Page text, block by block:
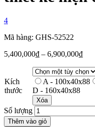
4
Mã hàng: GHS-52522
5,400,000₫ – 6,900,000₫
Kích
thước
A - 100x40x88
D - 160x40x88
Xóa
Số lượng
Thêm vào giỏ